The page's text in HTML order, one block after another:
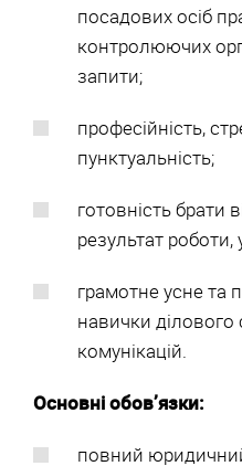
посадових осіб
контролюючих
запити;
професійність,
пунктуальність;
готовність брати
результат
грамотне усне та
навички ділового
комунікацій.
Основні обов’язки:
повний